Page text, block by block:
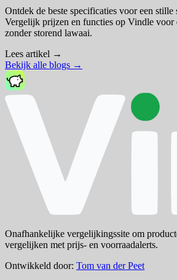
Ontdek de beste specificaties voor een stille
Vergelijk prijzen en functies op Vindle voor
zonder storend lawaai.
Lees artikel →
Bekijk alle blogs →
Onafhankelijke vergelijkingssite om
vergelijken met prijs- en voorraadalerts.
Ontwikkeld door: Tom van der Peet